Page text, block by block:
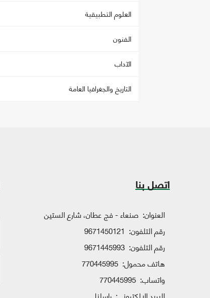
العلوم التطبيقية
الفنون
الآداب
التاريخ والجغرافيا العامة
اتصل بنا
العنوان: صنعاء - فج عطان، شارع الستين
رقم التلفون: 9671450121
رقم التلفون: 9671445993
هاتف محمول: 770445995
واتساب: 770445995